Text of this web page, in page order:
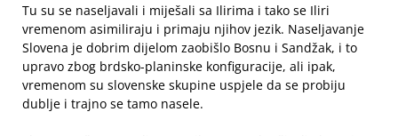
Tu su se naseljavali i miješali sa Ilirima i tako se Iliri
vremenom asimiliraju i primaju njihov jezik. Naseljavanje
Slovena je dobrim dijelom zaobišlo Bosnu i Sandžak, i to
upravo zbog brdsko-planinske konfiguracije, ali ipak,
vremenom su slovenske skupine uspjele da se probiju
dublje i trajno se tamo nasele.